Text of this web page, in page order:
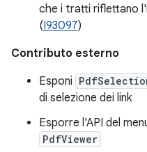
che i tratti riflettano
(I93097)
Contributo esterno
Esponi
di selezione dei link
Esporre l'API del
PdfViewer